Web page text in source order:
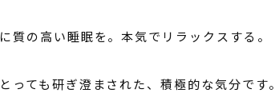
質の高い睡眠を。本気でリラックスする。
ても研ぎ澄まされた、積極的な気分です。